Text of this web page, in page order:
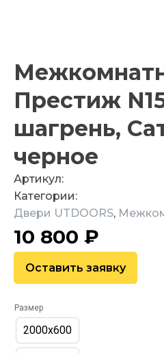
Престиж
шагрень,
черное
Артикул:
Категории:
Двери UTDOORS,
10 800 ₽
Оставить заявку
Размер
2000х600